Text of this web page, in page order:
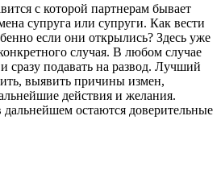
с которой партнерам бывает
супруга или супруги. Как вести
если они открылись? Здесь уже
случая. В любом случае
сразу подавать на развод. Лучший
выявить причины измен,
действия и желания.
дальнейшем остаются доверительные